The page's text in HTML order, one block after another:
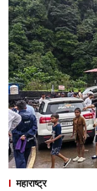
महाराष्ट्र